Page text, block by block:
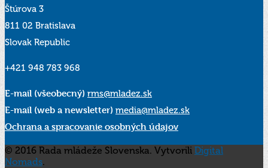
Štúrova 3
811 02 Bratislava
Slovak Republic
+421 948 783 968
E-mail (všeobecný) rms@mladez.sk
E-mail (web a newsletter) media@mladez.sk
Ochrana a spracovanie osobných údajov
© 2016 Rada mládeže Slovenska. Vytvorili Digital
Nomads.